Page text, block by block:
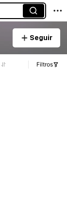
Seguir
Filtros